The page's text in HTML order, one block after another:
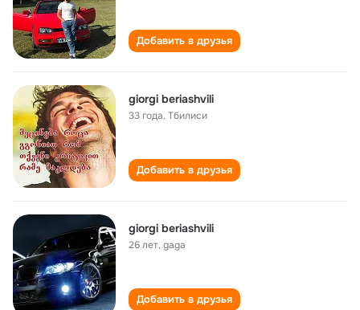
Добавить в друзья
giorgi beriashvili
33 года,Тбилиси
Добавить в друзья
giorgi beriashvili
26 лет,gaga
Добавить в друзья